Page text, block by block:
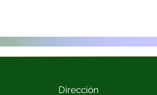
Dirección